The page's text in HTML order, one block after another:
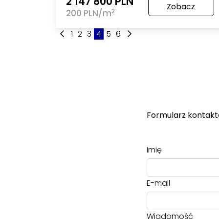
200 PLN/m2 Zobacz
1 2 3 4 5 6
Formularz
Imię
E-mail
Wiadomość